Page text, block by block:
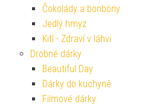
Čokolády a bonbóny
Jedlý hmyz
Kitl - Zdraví v láhvi
Drobné dárky
Beautiful Day
Dárky do kuchyně
Filmové dárky